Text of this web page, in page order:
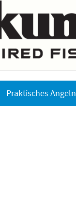
Praktisches Angeln